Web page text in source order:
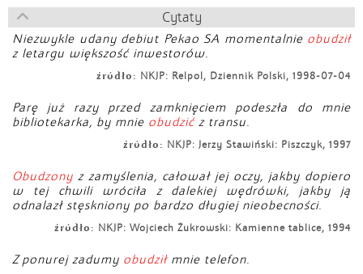
Cytaty
Niezwykle udany debiut Pekao SA momentalnie obudził
z letargu większość inwestorów.
źródło: NKJP: Relpol, Dziennik Polski, 1998-07-04
Parę już razy przed zamknięciem podeszła do mnie
bibliotekarka, by mnie obudzićz transu.
źródło: NKJP: Jerzy Stawiński: Piszczyk, 1997
Obudzony z zamyślenia, całował jej oczy, jakby dopiero
w tej chwili wróciła z dalekiej wędrówki, jakby ją
odnalazł stęskniony po bardzo długiej nieobecności.
źródło: NKJP: Wojciech Żukrowski: Kamienne tablice, 1994
Z ponurej zadumy obudziłmnie telefon.